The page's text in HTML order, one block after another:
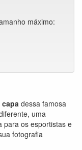
máximo:
capa dessa famosa
uma
para os esportistas e
fotografia